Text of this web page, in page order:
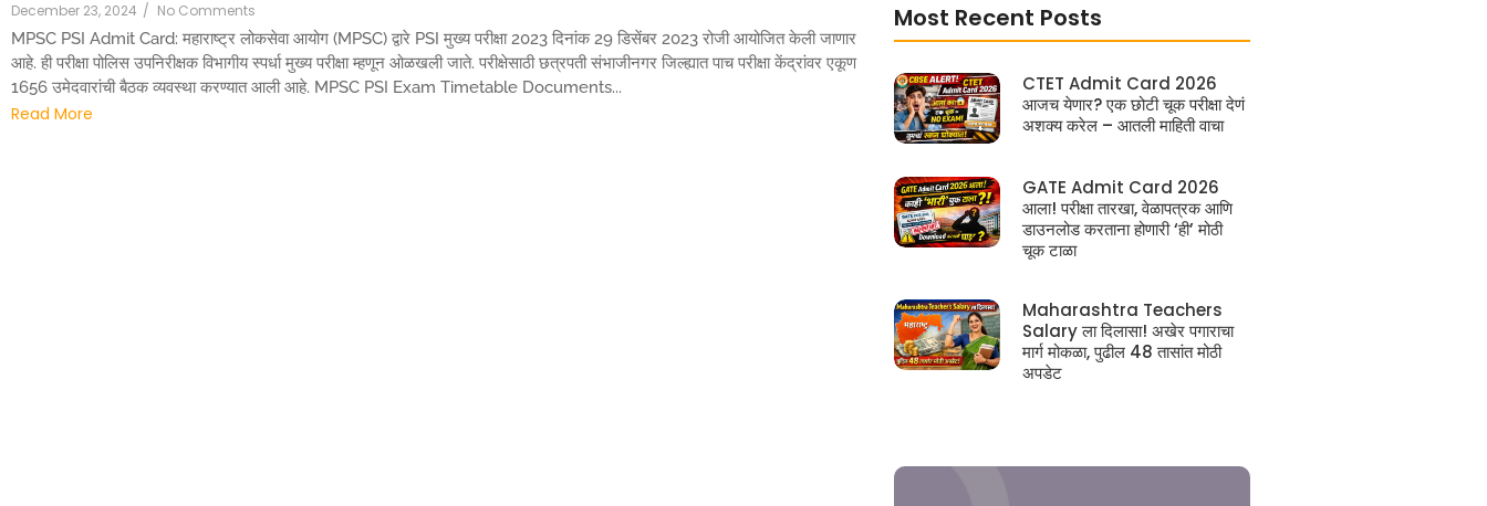
December 23, 2024 / No Comments
MPSC PSI Admit Card: महाराष्ट्र लोकसेवा आयोग (MPSC) द्वारे PSI मुख्य परीक्षा 2023 दिनांक 29 डिसेंबर 2023 रोजी आयोजित केली जाणार
आहे. ही परीक्षा पोलिस उपनिरीक्षक विभागीय स्पर्धा मुख्य परीक्षा म्हणून ओळखली जाते. परीक्षेसाठी छत्रपती संभाजीनगर जिल्ह्यात पाच परीक्षा केंद्रांवर एकूण
1656 उमेदवारांची बैठक व्यवस्था करण्यात आली आहे. MPSC PSI Exam Timetable Documents...
Read More
Most Recent Posts
CTET Admit Card 2026
आजच येणार? एक छोटी चूक परीक्षा देणं
अशक्य करेल – आतली माहिती वाचा
GATE Admit Card 2026
आला! परीक्षा तारखा, वेळापत्रक आणि
डाउनलोड करताना होणारी ‘ही’ मोठी
चूक टाळा
Maharashtra Teachers
Salary ला दिलासा! अखेर पगाराचा
मार्ग मोकळा, पुढील 48 तासांत मोठी
अपडेट